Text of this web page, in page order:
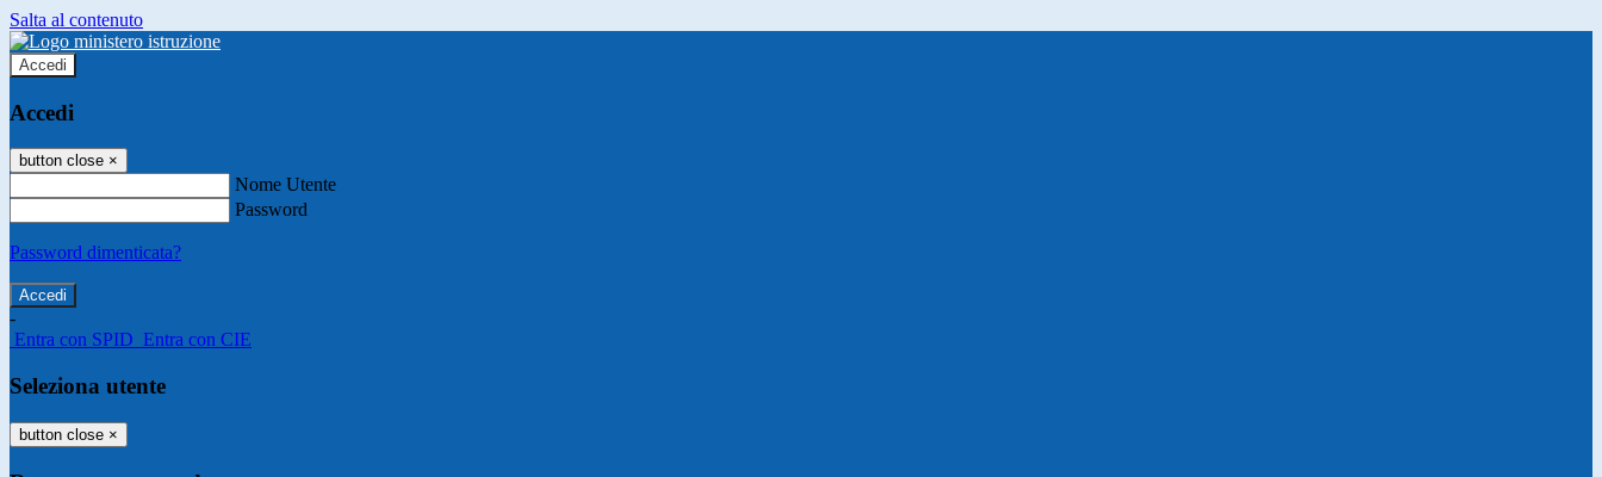
Salta al contenuto
Accedi
Accedi
button close ×
Nome Utente
Password
Password dimenticata?
-
Entra con SPID Entra con CIE
Seleziona utente
button close ×